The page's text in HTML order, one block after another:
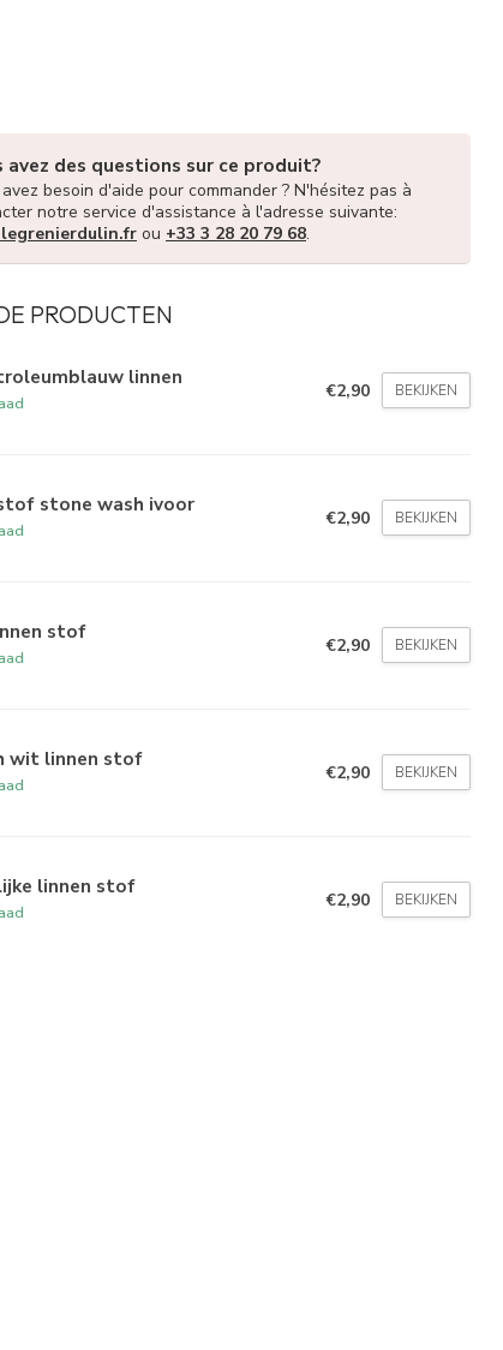
avez des questions sur ce produit?
besoin d'aide pour commander ? N'hésitez pas à
notre service d'assistance à l'adresse suivante:
ou +33 3 28 20 79 68.
PRODUCTEN
linnen
€2,90 BEKIJKEN
stone wash ivoor
€2,90 BEKIJKEN
stof
€2,90 BEKIJKEN
wit linnen stof
€2,90 BEKIJKEN
linnen stof
€2,90 BEKIJKEN